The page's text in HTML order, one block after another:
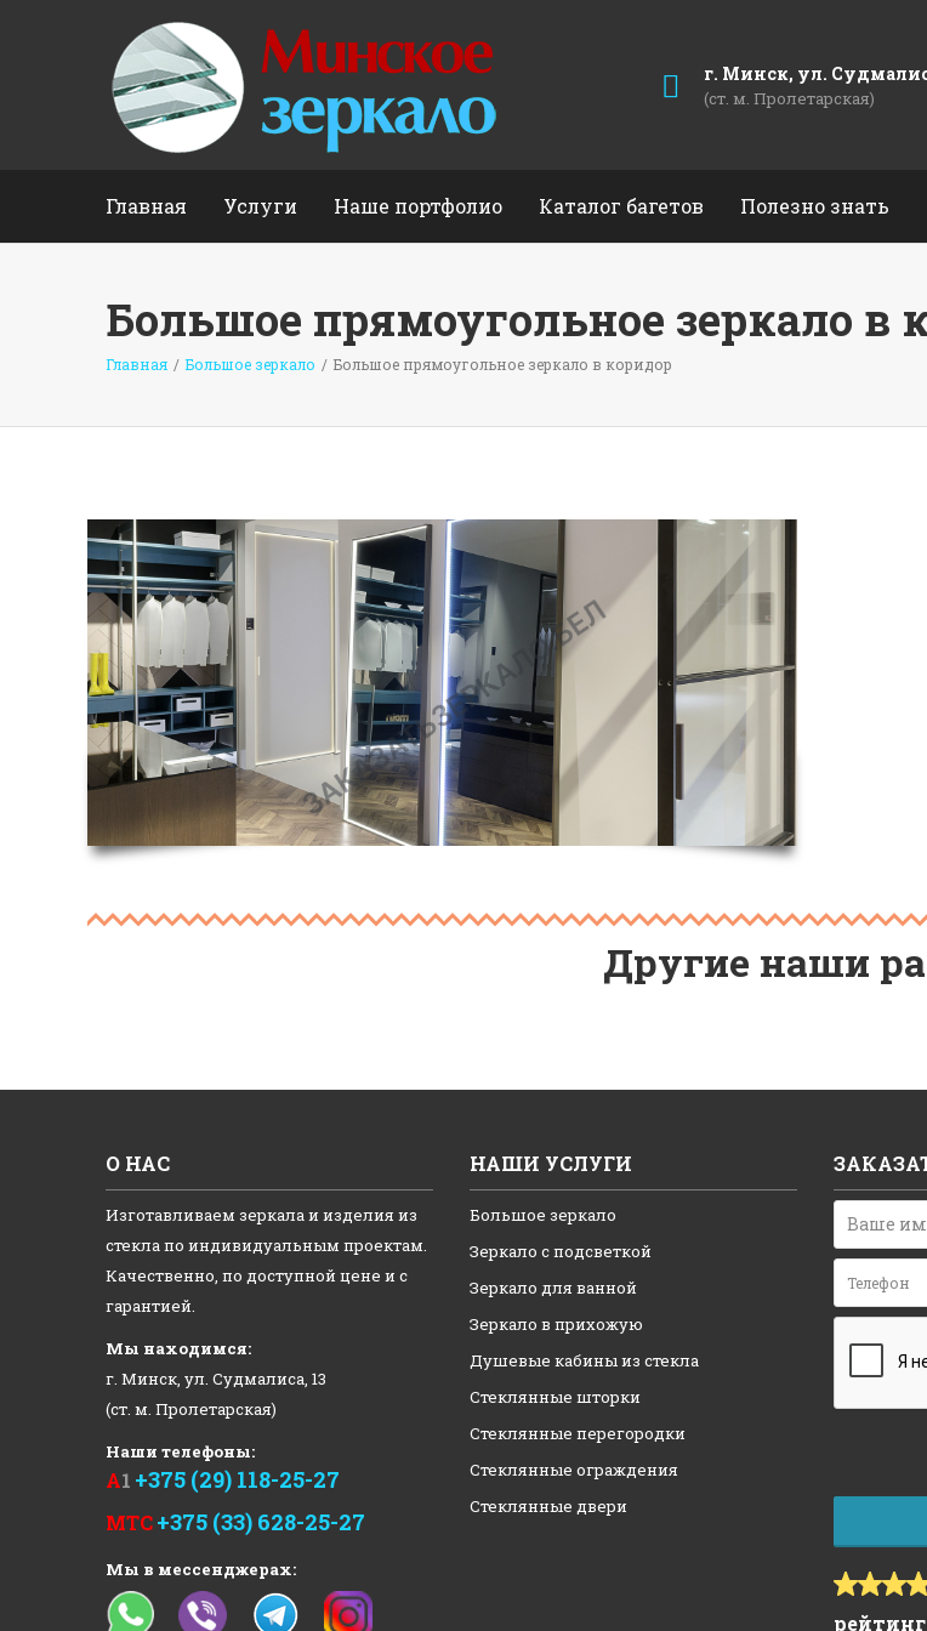
г. Минск, ул.
(ст. м. Пролетарская)
Главная Услуги Наше портфолио Каталог багетов Полезно знать
Большое прямоугольное зеркало в
Главная / Большое зеркало / Большое прямоугольное зеркало в коридор
Другие наши
О НАС
Изготавливаем зеркала и изделия из
стекла по индивидуальным проектам.
Качественно, по доступной цене и с
гарантией.
Мы находимся:
г. Минск, ул. Судмалиса, 13
(ст. м. Пролетарская)
Наши телефоны:
А1 +375 (29) 118-25-27
МТС+375 (33) 628-25-27
Мы в мессенджерах:
НАШИ УСЛУГИ
Большое зеркало
Зеркало с подсветкой
Зеркало для ванной
Зеркало в прихожую
Душевые кабины из стекла
Стеклянные шторки
Стеклянные перегородки
Стеклянные ограждения
Стеклянные двери
рейтинг